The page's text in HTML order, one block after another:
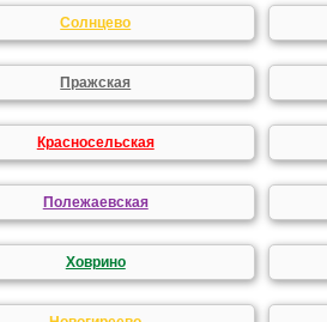
Солнцево
Пражская
Красносельская
Полежаевская
Ховрино